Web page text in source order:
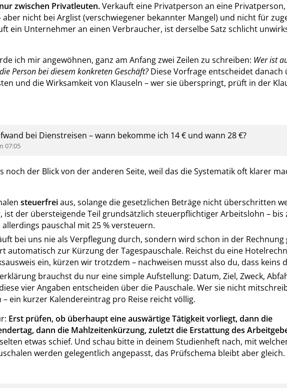
zwischen Privatleuten.Verkauft eine Privatperson an eine
aber nicht bei Arglist (verschwiegener bekannter Mangel) und nicht für
ein Unternehmer an einen Verbraucher, ist derselbe Satz schlicht
ich mir angewöhnen, ganz am Anfang zwei Zeilen zu schreiben: Wer ist
Person bei diesem konkreten Geschäft?Diese Vorfrage entscheidet danach
und die Wirksamkeit von Klauseln – wer sie überspringt, prüft in der
bei Dienstreisen – wann bekomme ich 14 € und wann 28 €?
07:05
noch der Blick von der anderen Seite, weil das die Systematik oft klarer
steuerfreiaus, solange die gesetzlichen Beträge nicht überschritten
ist der übersteigende Teil grundsätzlich steuerpflichtiger Arbeitslohn – bis
pauschal mit 25 % versteuern.
bei uns nie als Verpflegung durch, sondern wird schon in der
automatisch zur Kürzung der Tagespauschale. Reichst du eine
ein, kürzen wir trotzdem – nachweisen musst also du, dass keins
brauchst du nur eine simple Aufstellung: Datum, Ziel, Zweck,
vier Angaben entscheiden über die Pauschale. Wer sie nicht
ein kurzer Kalendereintrag pro Reise reicht völlig.
Erst prüfen, ob überhaupt eine auswärtige Tätigkeit vorliegt, dann die
dann die Mahlzeitenkürzung, zuletzt die Erstattung des
etwas schief. Und schau bitte in deinem Studienheft nach, mit
werden gelegentlich angepasst, das Prüfschema bleibt aber gleich.